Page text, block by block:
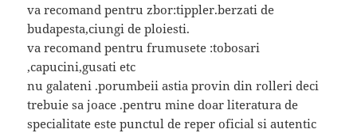
va recomand pentru zbor:tippler.berzati de
budapesta,ciungi de ploiesti.
va recomand pentru frumusete :tobosari
,capucini,gusati etc
nu galateni .porumbeii astia provin din rolleri deci
trebuie sa joace .pentru mine doar literatura de
specialitate este punctul de reper oficial si autentic